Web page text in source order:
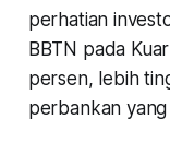
perhatian
BBTN pada
persen, lebih
perbankan